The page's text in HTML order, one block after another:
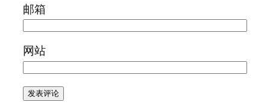
邮箱
网站